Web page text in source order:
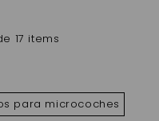
17 items
para microcoches